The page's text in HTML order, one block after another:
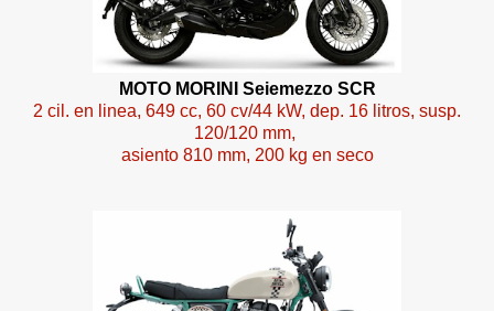
MOTO MORINI Seiemezzo SCR
2 cil. en linea, 649 cc, 60 cv/44 kW, dep. 16 litros, susp.
120/120 mm,
asiento 810 mm, 200 kg en seco